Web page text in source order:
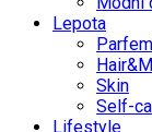
Lepota
Skin
Self-
Lifestyle